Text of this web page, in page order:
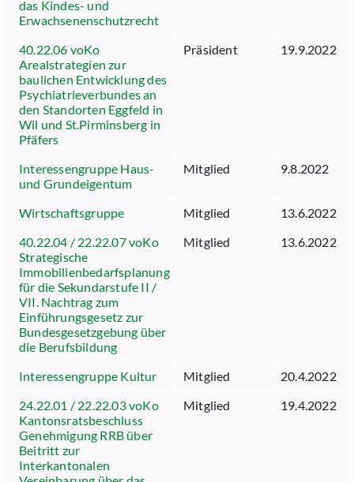
das Kindes- und
Erwachsenenschutzrecht
40.22.06 voKo
Arealstrategien zur
baulichen Entwicklung des
Psychiatrieverbundes an
den Standorten Eggfeld in
Wil und St.Pirminsberg in
Pfäfers
Präsident 19.9.2022
Interessengruppe Haus-
und Grundeigentum
Mitglied 9.8.2022
Wirtschaftsgruppe Mitglied
13.6.2022
40.22.04 / 22.22.07 voKo
Strategische
Immobilienbedarfsplanung
für die Sekundarstufe II /
VII. Nachtrag zum
Einführungsgesetz zur
Bundesgesetzgebung über
die Berufsbildung
Mitglied 13.6.2022
Interessengruppe Kultur Mitglied
20.4.2022
24.22.01 / 22.22.03 voKo
Kantonsratsbeschluss
Genehmigung RRB über
Beitritt zur
Interkantonalen
Mitglied 19.4.2022